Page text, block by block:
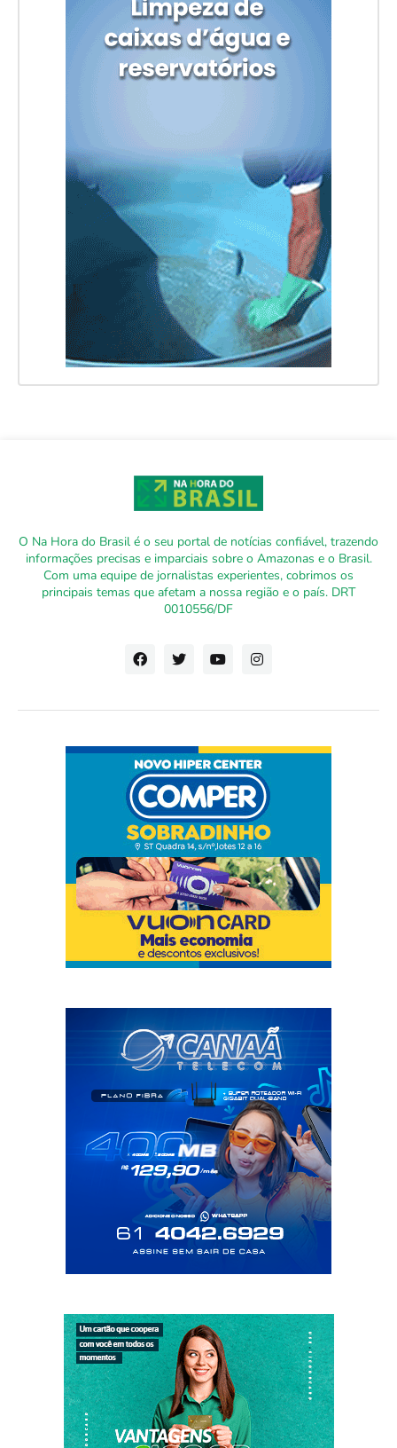
O Na Hora do Brasil é o seu portal de notícias confiável, trazendo
informações precisas e imparciais sobre o Amazonas e o Brasil.
Com uma equipe de jornalistas experientes, cobrimos os
principais temas que afetam a nossa região e o país. DRT
0010556/DF